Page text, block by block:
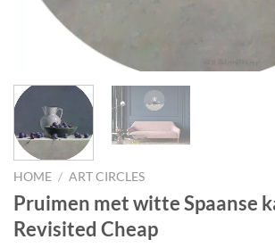
HOME / ART CIRCLES
Pruimen met witte Spaanse
Revisited Cheap